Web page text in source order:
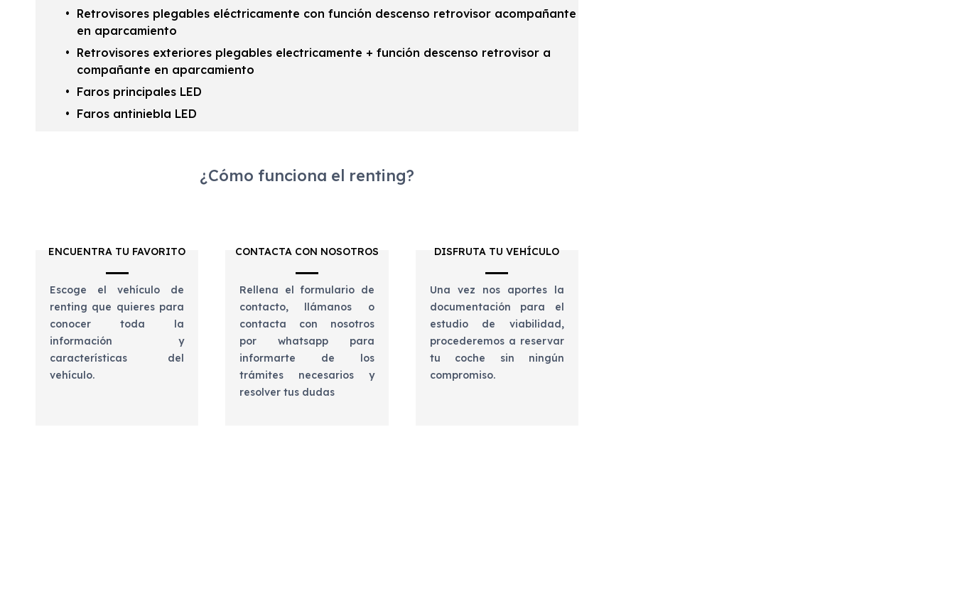
Retrovisores plegables eléctricamente con función descenso retrovisor acompañante
en aparcamiento
Retrovisores exteriores plegables electricamente + función descenso retrovisor a
compañante en aparcamiento
Faros principales LED
Faros antiniebla LED
¿Cómo funciona el renting?
ENCUENTRA TU FAVORITO
Escoge el vehículo de
renting que quieres para
conocer toda la
información y
características del
vehículo.
CONTACTA CON NOSOTROS
Rellena el formulario de
contacto, llámanos o
contacta con nosotros
por whatsapp para
informarte de los
trámites necesarios y
resolver tus dudas
DISFRUTA TU VEHÍCULO
Una vez nos aportes la
documentación para el
estudio de viabilidad,
procederemos a reservar
tu coche sin ningún
compromiso.